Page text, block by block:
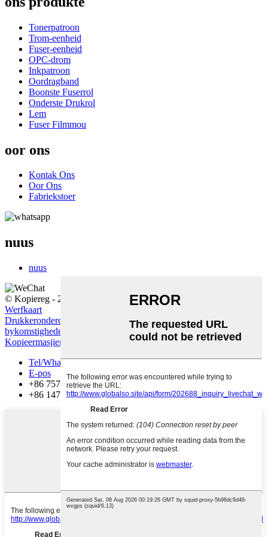
Tonerpatroon
Trom-eenheid
Fuser-eenheid
OPC-drom
Inkpatroon
Oordragband
Boonste Fuserrol
Onderste Drukrol
Lem
Fuser Filmmou
oor ons
Kontak Ons
Oor Ons
Fabriekstoer
nuus
nuus
© Kopiereg - 2010-2022: Alle regte voorbehou.
Werfkaart
Drukkeronderdele
Kantoorbenodigdhede,Onderdele-
bykomstighede
Kantoorverbruiksgoedere,Kantoorvergadering
Kopieermasjienonderdele
Tel/Whatsapp
E-pos
+86 757 86771039
+86 14739630203